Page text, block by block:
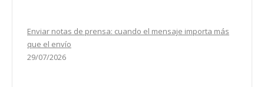
Enviar notas de prensa: cuando el mensaje importa más
que el envío
29/07/2026